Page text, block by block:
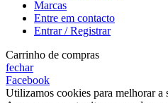
Marcas
Entre em contacto
Entrar / Registrar
Carrinho de compras
fechar
Facebook
Utilizamos cookies para melhorar a